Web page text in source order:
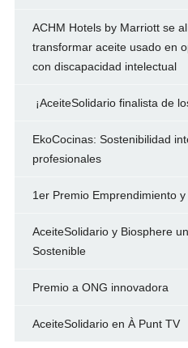
ACHM Hotels by Marriott se
transformar aceite usado en
con discapacidad intelectual
¡AceiteSolidario finalista de
EkoCocinas: Sostenibilidad
profesionales
1er Premio Emprendimiento
AceiteSolidario y Biosphere
Sostenible
Premio a ONG innovadora
AceiteSolidario en À Punt TV